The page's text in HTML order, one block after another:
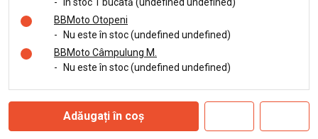
BBMoto Otopeni
-
Nu este în stoc (undefined undefined)
BBMoto Câmpulung M.
-
Nu este în stoc (undefined undefined)
Adăugați în coș